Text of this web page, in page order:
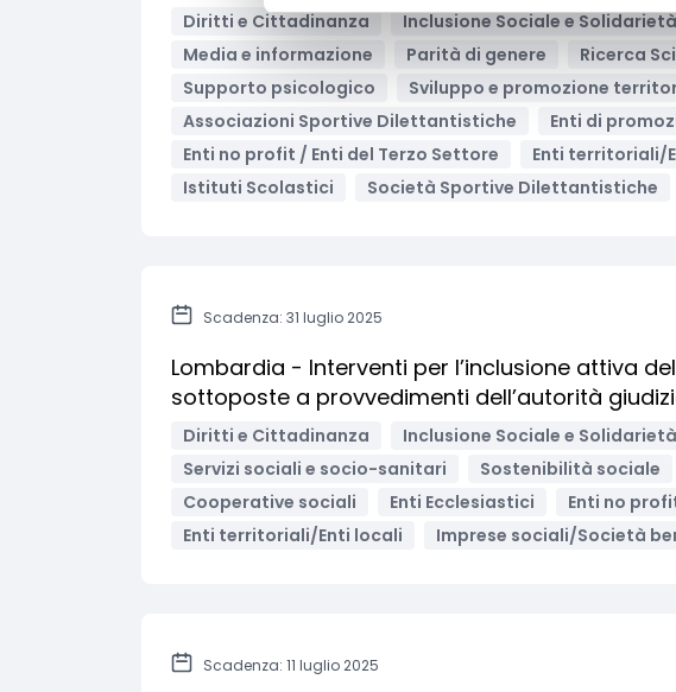
Diritti e Cittadinanza Inclusione Sociale e Solidarietà
Media e informazione
Parità di genere Ricerca
Supporto psicologico
Sviluppo e promozione
Associazioni Sportive Dilettantistiche
Enti di
Enti no profit / Enti del Terzo Settore
Enti territoriali/
Istituti Scolastici
Società Sportive Dilettantistiche
Scadenza: 31 luglio 2025
Lombardia - Interventi per l’inclusione attiva
sottoposte a provvedimenti dell’autorità
Diritti e Cittadinanza Inclusione Sociale e Solidarietà
Servizi sociali e socio-sanitari
Sostenibilità sociale
Cooperative sociali
Enti Ecclesiastici Enti no
Enti territoriali/Enti locali
Imprese sociali/Società
Scadenza: 11 luglio 2025